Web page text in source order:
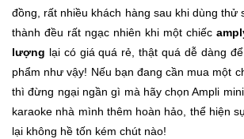
Đồng
Hồ
Phụ
Kiện
Nhà
đồng, rất nhiều khách hàng sau khi dùng thử
thành đều rất ngạc nhiên khi một chiếc
lượng lại có giá quá rẻ, thật quá dễ dàng
phẩm như vậy! Nếu bạn đang cần mua một
thì đừng ngại ngần gì mà hãy chọn Ampli
karaoke nhà mình thêm hoàn hảo, thể hiện
lại không hề tốn kém chút nào!